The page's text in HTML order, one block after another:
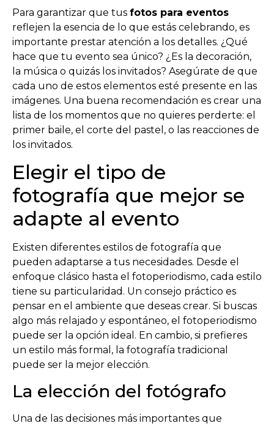
Para garantizar que tus fotos para eventos
reflejen la esencia de lo que estás celebrando, es
importante prestar atención a los detalles. ¿Qué
hace que tu evento sea único? ¿Es la decoración,
la música o quizás los invitados? Asegúrate de que
cada uno de estos elementos esté presente en las
imágenes. Una buena recomendación es crear una
lista de los momentos que no quieres perderte: el
primer baile, el corte del pastel, o las reacciones de
los invitados.
Elegir el tipo de
fotografía que mejor se
adapte al evento
Existen diferentes estilos de fotografía que
pueden adaptarse a tus necesidades. Desde el
enfoque clásico hasta el fotoperiodismo, cada estilo
tiene su particularidad. Un consejo práctico es
pensar en el ambiente que deseas crear. Si buscas
algo más relajado y espontáneo, el fotoperiodismo
puede ser la opción ideal. En cambio, si prefieres
un estilo más formal, la fotografía tradicional
puede ser la mejor elección.
La elección del fotógrafo
Una de las decisiones más importantes que